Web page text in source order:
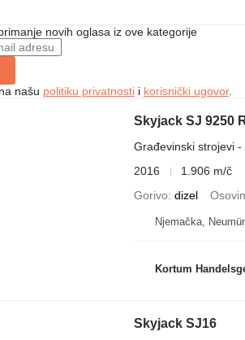
novih oglasa iz ove kategorije
našu politiku privatnostii korisnički ugovor.
Skyjack SJ 9250
Građevinski strojevi
2016
1.906 m/č
Gorivo dizel
Njemačka,
Kortum
Skyjack SJ16